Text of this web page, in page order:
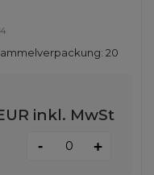
20
inkl. MwSt
- +